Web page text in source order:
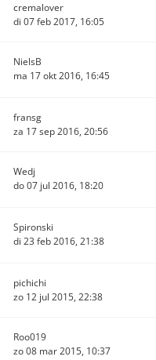
cremalover
di 07 feb 2017, 16:05
NielsB
ma 17 okt 2016, 16:45
fransg
za 17 sep 2016, 20:56
Wedj
do 07 jul 2016, 18:20
Spironski
di 23 feb 2016, 21:38
pichichi
zo 12 jul 2015, 22:38
Roo019
zo 08 mar 2015, 10:37